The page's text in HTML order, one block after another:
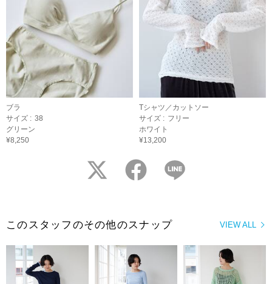
ブラ
サイズ : 38
グリーン
¥8,250
Tシャツ／カットソー
サイズ : フリー
ホワイト
¥13,200
twitter facebook
VIEW ALL
このスタッフのその他のスナップ